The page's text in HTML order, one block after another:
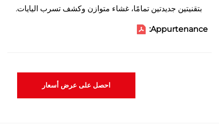
بتقنيتين جديدتين تمامًا، غشاء متوازن وكشف تسرب اليايات.
Appurtenance:
احصل على عرض أسعار